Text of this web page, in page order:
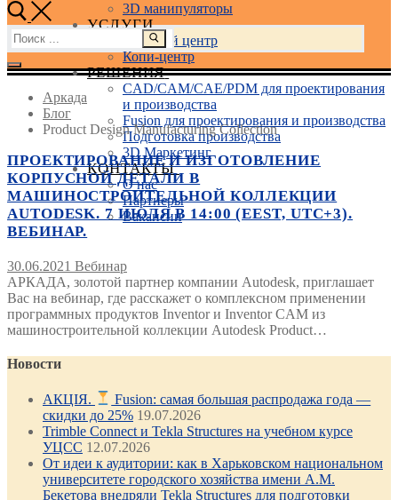
3D манипуляторы
УСЛУГИ
Учебный центр
Копи-центр
РЕШЕНИЯ
CAD/CAM/CAE/PDM для проектирования
и производства
Fusion для проектирования и производства
Подготовка производства
3D Маркетинг
КОНТАКТЫ
О нас
Партнеры
Вакансии
Найти:
Аркада
Блог
Product Design Manufacturing Collection
ПРОЕКТИРОВАНИЕ И ИЗГОТОВЛЕНИЕ
КОРПУСНОЙ ДЕТАЛИ В
МАШИНОСТРОИТЕЛЬНОЙ КОЛЛЕКЦИИ
AUTODESK. 7 ИЮЛЯ В 14:00 (EEST, UTC+3).
ВЕБИНАР.
30.06.2021 Вебинар
АРКАДА, золотой партнер компании Autodesk, приглашает
Вас на вебинар, где расскажет о комплексном применении
программных продуктов Inventor и Inventor CAM из
машиностроительной коллекции Autodesk Product…
Новости
АКЦІЯ.
Fusion: самая большая распродажа года —
скидки до 25% 19.07.2026
Trimble Connect и Tekla Structures на учебном курсе
УЦСС 12.07.2026
От идеи к аудитории: как в Харьковском национальном
университете городского хозяйства имени А.М.
Бекетова внедряли Tekla Structures для подготовки